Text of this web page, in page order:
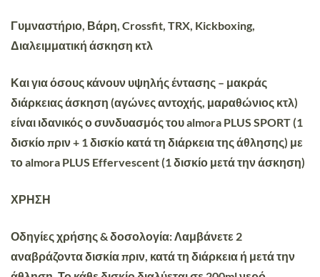
Γυμναστήριο , Βάρη, Crossfit, TRX, Kickboxing,
Διαλειμματική άσκηση κτλ
Και γιαόσους κάνουν υψηλής έντασης – μακράς
διάρκειαςάσκηση (αγώνες αντοχής, μαραθώνιος κτλ)
είναι ιδανικός ο συνδυασμός του almora PLUS SPORT (1
δισκίο πριν + 1 δισκίο κατά τη διάρκεια της άθλησης) με
το almora PLUS Effervescent (1 δισκίο μετά την άσκηση)
ΧΡΗΣΗ
Οδηγίες χρήσης & δοσολογία: Λαμβάνετε 2
αναβράζοντα δισκία πριν, κατά τη διάρκεια ή μετά την